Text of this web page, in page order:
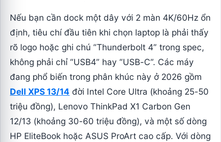
Nếu bạn cần dock một dây với 2 màn 4K/60Hz ổn
định, tiêu chí đầu tiên khi chọn laptop là phải thấy
rõ logo hoặc ghi chú “Thunderbolt 4” trong spec,
không phải chỉ “USB4” hay “USB-C”. Các máy
đang phổ biến trong phân khúc này ở 2026 gồm
Dell XPS 13/14 đời Intel Core Ultra (khoảng 25-50
triệu đồng), Lenovo ThinkPad X1 Carbon Gen
12/13 (khoảng 30-60 triệu đồng), và một số dòng
HP EliteBook hoặc ASUS ProArt cao cấp. Với dòng